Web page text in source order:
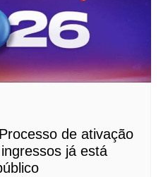
de ativação
já está